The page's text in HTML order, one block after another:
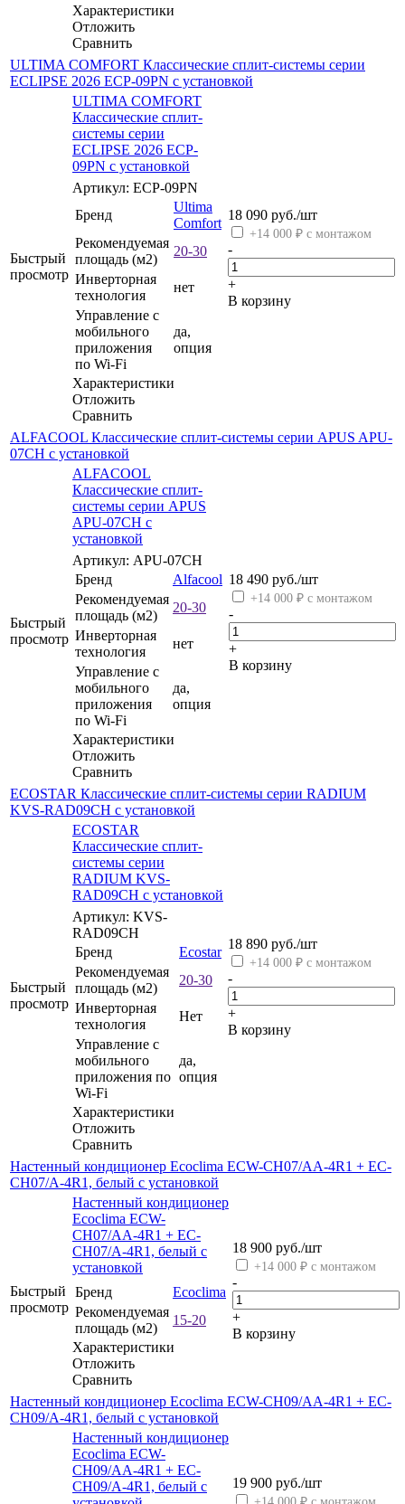
Характеристики
Отложить
Сравнить
ULTIMA COMFORT Классические сплит-системы серии
ECLIPSE 2026 ECP-09PN с установкой
Быстрый
просмотр
ULTIMA COMFORT
Классические сплит-
системы серии
ECLIPSE 2026 ECP-
09PN с установкой
Артикул: ECP-09PN
Бренд
Ultima
Comfort
Рекомендуемая
площадь (м2)
20-30
Инверторная
технология
нет
Управление c
мобильного
приложения
по Wi-Fi
да,
опция
Характеристики
Отложить
Сравнить
18 090 руб./шт
+14 000 ₽ с монтажом
-
+
В корзину
ALFACOOL Классические сплит-системы серии APUS APU-
07CH с установкой
Быстрый
просмотр
ALFACOOL
Классические сплит-
системы серии APUS
APU-07CH с
установкой
Артикул: APU-07CH
Бренд
Alfacool
Рекомендуемая
площадь (м2)
20-30
Инверторная
технология
нет
Управление c
мобильного
приложения
по Wi-Fi
да,
опция
Характеристики
Отложить
Сравнить
18 490 руб./шт
+14 000 ₽ с монтажом
-
+
В корзину
ECOSTAR Классические сплит-системы серии RADIUM
KVS-RAD09CH с установкой
Быстрый
просмотр
ECOSTAR
Классические сплит-
системы серии
RADIUM KVS-
RAD09CH с установкой
Артикул: KVS-
RAD09CH
Бренд
Ecostar
Рекомендуемая
площадь (м2)
20-30
Инверторная
технология
Нет
Управление c
мобильного
приложения по
Wi-Fi
да,
опция
Характеристики
Отложить
Сравнить
18 890 руб./шт
+14 000 ₽ с монтажом
-
+
В корзину
Настенный кондиционер Ecoclima ECW-CH07/AA-4R1 + EC-
CH07/A-4R1, белый с установкой
Быстрый
просмотр
Настенный кондиционер
Ecoclima ECW-
CH07/AA-4R1 + EC-
CH07/A-4R1, белый с
установкой
Бренд
Ecoclima
Рекомендуемая
площадь (м2)
15-20
Характеристики
Отложить
Сравнить
18 900 руб./шт
+14 000 ₽ с монтажом
-
+
В корзину
Настенный кондиционер Ecoclima ECW-CH09/AA-4R1 + EC-
CH09/A-4R1, белый с установкой
Настенный кондиционер
Ecoclima ECW-
CH09/AA-4R1 + EC-
CH09/A-4R1, белый с
19 900 руб./шт